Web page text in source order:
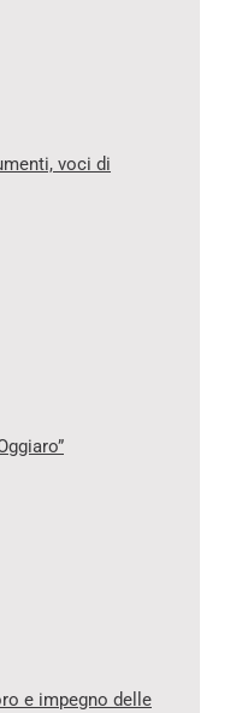
voci di
e impegno delle